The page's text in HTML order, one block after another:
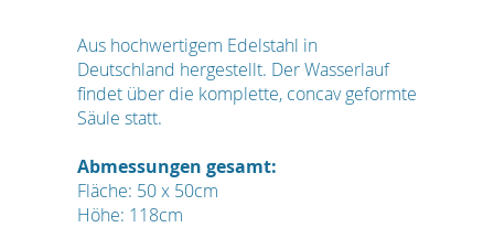
Aus hochwertigem Edelstahl in
Deutschland hergestellt. Der Wasserlauf
findet über die komplette, concav geformte
Säule statt.
Abmessungen gesamt:
Fläche: 50 x 50cm
Höhe: 118cm